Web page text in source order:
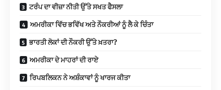
ਟਰੰਪ ਦਾ ਵੀਜ਼ਾ ਨੀਤੀ ਉੱਤੇ ਸਖਤ ਫੈਸਲਾ
ਅਮਰੀਕਾ ਵਿੱਚ ਭਵਿੱਖ ਅਤੇ ਨੌਕਰੀਆਂ ਨੂੰ ਲੈ ਕੇ ਚਿੰਤਾ
ਭਾਰਤੀ ਲੋਕਾਂ ਦੀ ਨੌਕਰੀ ਉੱਤੇ ਖ਼ਤਰਾ?
ਅਮਰੀਕਾ ਦੇ ਮਾਹਰਾਂ ਦੀ ਰਾਏ
ਰਿਪਬਲਿਕਨ ਨੇ ਅਸ਼ੰਕਾਵਾਂ ਨੂੰ ਖਾਰਜ ਕੀਤਾ